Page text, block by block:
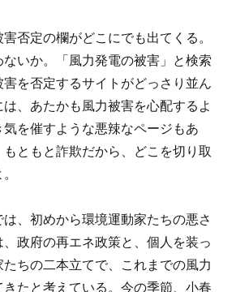
否定の欄がどこにでも出てくる。
いか。「風力発電の被害」と検索
害を否定するサイトがどっさり並ん
、あたかも風力被害を心配するよ
気を催すような悪辣なページもあ
ともと詐欺だから、どこを切り取
、初めから環境運動家たちの悪さ
政府の再エネ政策と、個人を装っ
ちの二本立てで、これまでの風力
たと考えている。今の季節、小春